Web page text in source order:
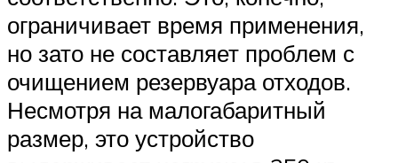
ограничивает время применения,
но зато не составляет проблем с
очищением резервуара отходов.
Несмотря на малогабаритный
размер, это устройство